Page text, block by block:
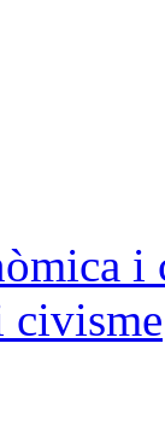
i
civisme